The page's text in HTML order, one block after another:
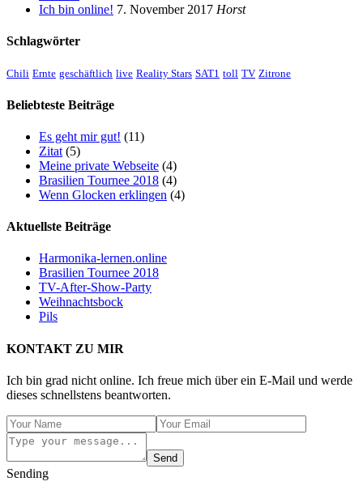
Ich bin online! 7. November 2017 Horst
Schlagwörter
Chili Ernte geschäftlich live Reality Stars SAT1 toll TV Zitrone
Beliebteste Beiträge
Es geht mir gut! (11)
Zitat (5)
Meine private Webseite (4)
Brasilien Tournee 2018 (4)
Wenn Glocken erklingen (4)
Aktuellste Beiträge
Harmonika-lernen.online
Brasilien Tournee 2018
TV-After-Show-Party
Weihnachtsbock
Pils
KONTAKT ZU MIR
Ich bin grad nicht online. Ich freue mich über ein E-Mail und werde
dieses schnellstens beantworten.
Send
Sending